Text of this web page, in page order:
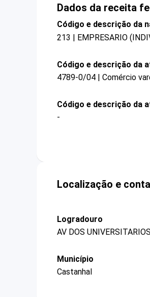
Dados da receita
Código e descrição da
213 | EMPRESARIO
Código e descrição da
4789-0/04 | Comércio
Código e descrição da
-
Localização e
Logradouro
AV DOS
Município
Castanhal